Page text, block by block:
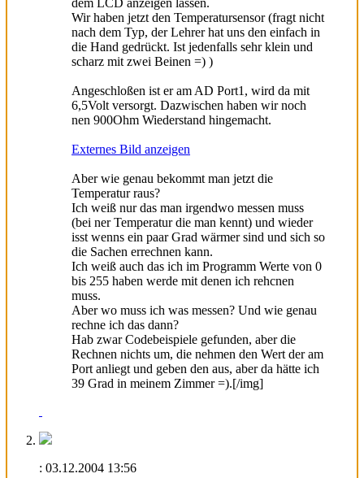
Wir haben jetzt den Temperatursensor (fragt nicht
nach dem Typ, der Lehrer hat uns den einfach in
die Hand gedrückt. Ist jedenfalls sehr klein und
scharz mit zwei Beinen =) )
Angeschloßen ist er am AD Port1, wird da mit
6,5Volt versorgt. Dazwischen haben wir noch
nen 900Ohm Wiederstand hingemacht.
Externes Bild anzeigen
Aber wie genau bekommt man jetzt die
Temperatur raus?
Ich weiß nur das man irgendwo messen muss
(bei ner Temperatur die man kennt) und wieder
isst wenns ein paar Grad wärmer sind und sich so
die Sachen errechnen kann.
Ich weiß auch das ich im Programm Werte von 0
bis 255 haben werde mit denen ich rehcnen
muss.
Aber wo muss ich was messen? Und wie genau
rechne ich das dann?
Hab zwar Codebeispiele gefunden, aber die
Rechnen nichts um, die nehmen den Wert der am
Port anliegt und geben den aus, aber da hätte ich
39 Grad in meinem Zimmer =).[/img]
: 03.12.2004 13:56